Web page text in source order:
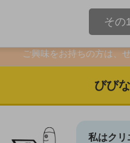
トも、デザインも、営業・マ
ご興味をお持ちの方は、
採用に関す
その
びび
私はクリ